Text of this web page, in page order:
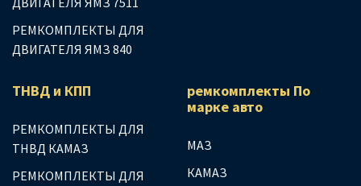
РЕМКОМПЛЕКТЫ ДЛЯ
ДВИГАТЕЛЯ ЯМЗ 840
ТНВД и КПП
РЕМКОМПЛЕКТЫ ДЛЯ
ТНВД КАМАЗ
РЕМКОМПЛЕКТЫ ДЛЯ
ремкомплекты По
марке авто
МАЗ
КАМАЗ